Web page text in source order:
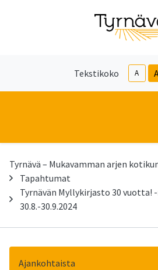
Tekstikoko A
Tyrnävä – Mukavamman arjen
Tapahtumat
Tyrnävän Myllykirjasto 30 vuotta!
30.8.-30.9.2024
Ajankohtaista